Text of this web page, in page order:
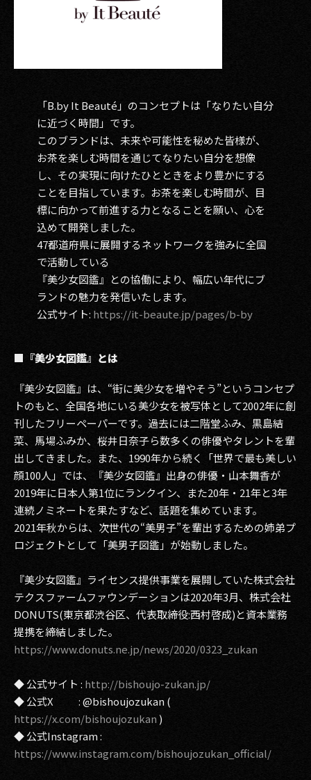
「B.by It Beauté」のコンセプトは「なりたい自分
に近づく時間」です。
このブランドは、未来や可能性を秘めた皆様が、
お茶を楽しむ時間を通じてなりたい自分を想像
し、その実現に向けたひとときをより豊かにする
ことを目指しています。お茶を楽しむ時間が、目
標に向かって前進する力となることを願い、心を
込めて開発しました。
47都道府県に展開するネットワークを強みに全国
で活動している
『美少女図鑑』との協働により、幅広い年代にブ
ランドの魅力を発信いたします。
公式サイト: https://it-beaute.jp/pages/b-by
■『美少女図鑑』とは
『美少女図鑑』は、“街に美少女を増やそう”というコンセプ
トのもと、全国各地にいる美少女を被写体として2002年に創
刊したフリーペーパーです。過去には二階堂ふみ、黒島結
菜、馬場ふみか、桜井日奈子ら数多くの俳優やタレントを輩
出してきました。また、1990年から続く「世界で最も美しい
顔100人」では、『美少女図鑑』出身の俳優・山本舞香が
2019年に日本人第1位にランクイン、また20年・21年と3年
連続ノミネートを果たすなど、話題を集めています。
2021年秋からは、次世代の“美男子”を輩出するための姉弟プ
ロジェクトとして「美男子図鑑」が始動しました。
『美少女図鑑』ライセンス提供事業を展開していた株式会社
テクスファームファウンデーションは2020年3月、株式会社
DONUTS(東京都渋谷区、代表取締役:西村啓成)と資本業務
提携を締結しました。
https://www.donuts.ne.jp/news/2020/0323_zukan
◆ 公式サイト : http://bishoujo-zukan.jp/
◆ 公式X : @bishoujozukan (
https://x.com/bishoujozukan )
◆ 公式Instagram :
https://www.instagram.com/bishoujozukan_official/